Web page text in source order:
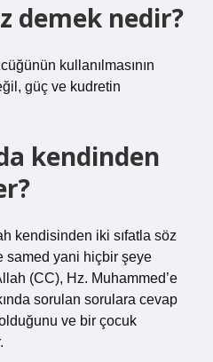
demek nedir?
kullanılmasının
güç ve kudretin
kendinden
kendisinden iki sıfatla söz
samed yani hiçbir şeye
(CC), Hz. Muhammed’e
sorulan sorulara cevap
ve bir çocuk